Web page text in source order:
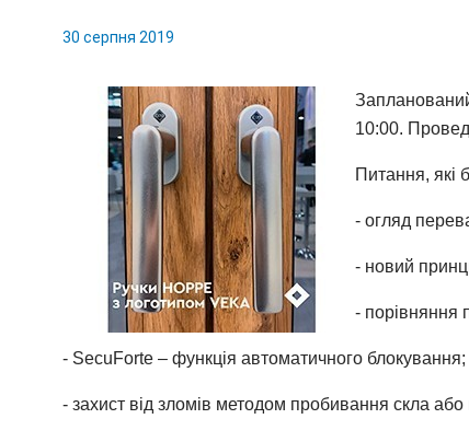
30 серпня 2019
10:00.
Питання, які
- огляд
- новий
- порівняння
- SecuForte – функція автоматичного блокування;
- захист від зломів методом пробивання скла